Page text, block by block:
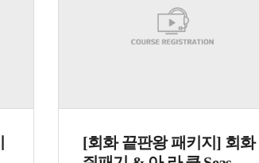
[회화 끝판왕 패키지] 회화